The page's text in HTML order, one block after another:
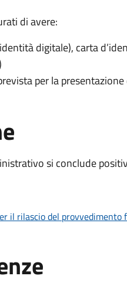
di avere:
digitale), carta
per la presentazione
si conclude
il rilascio del provvedimento